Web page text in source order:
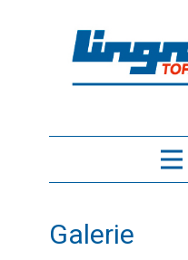
Galerie